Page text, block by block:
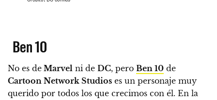
Ben 10
No es de Marvel ni de DC, pero Ben 10 de
Cartoon Network Studios es un personaje muy
querido por todos los que crecimos con él. En la